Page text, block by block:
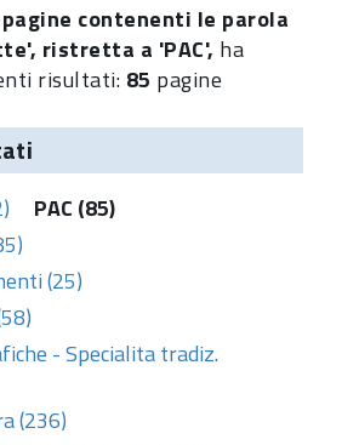
contenenti le parola
ristretta a 'PAC', ha
risultati: 85 pagine
PAC (85)
(25)
- Specialita tradiz.
(236)